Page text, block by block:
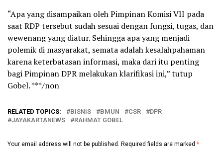
“Apa yang disampaikan oleh Pimpinan Komisi VII pada
saat RDP tersebut sudah sesuai dengan fungsi, tugas, dan
wewenang yang diatur. Sehingga apa yang menjadi
polemik di masyarakat, semata adalah kesalahpahaman
karena keterbatasan informasi, maka dari itu penting
bagi Pimpinan DPR melakukan klarifikasi ini,” tutup
Gobel. ***/non
RELATED TOPICS: BISNIS BMUN CSR
DPR
JAYAKARTANEWS
RAHMAT GOBEL
Your email address will not be published. Required fields are marked *